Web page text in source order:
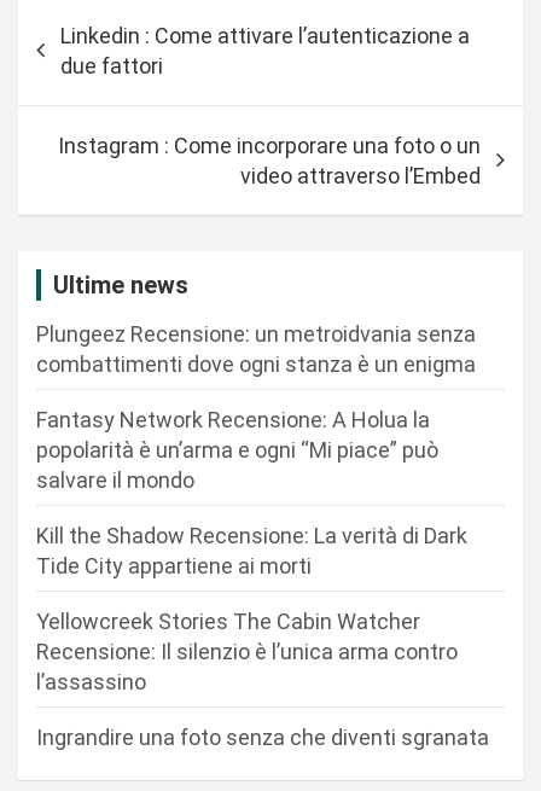
a
Linkedin : Come attivare l’autenticazione a
due fattori
Instagram : Come incorporare una foto o un
video attraverso l’Embed
Ultime news
Plungeez Recensione: un metroidvania senza
combattimenti dove ogni stanza è un enigma
Fantasy Network Recensione: A Holua la
popolarità è un’arma e ogni “Mi piace” può
salvare il mondo
Kill the Shadow Recensione: La verità di Dark
Tide City appartiene ai morti
Yellowcreek Stories The Cabin Watcher
Recensione: Il silenzio è l’unica arma contro
l’assassino
Ingrandire una foto senza che diventi sgranata